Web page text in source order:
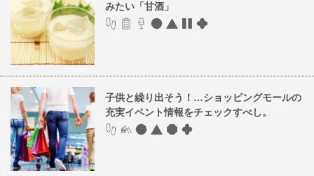
みたい「甘酒」
子供と繰り出そう！…ショッピングモールの
充実イベント情報をチェックすべし。